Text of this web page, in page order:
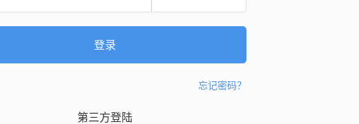
忘记密码？
第三方登陆